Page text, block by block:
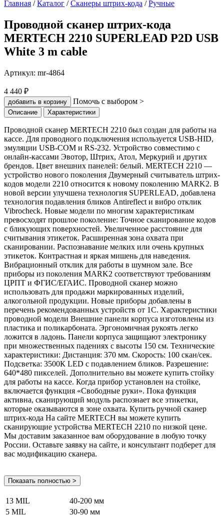
Главная /Каталог /Сканеры штрих-кода /Ручные
Проводной сканер штрих-кода
MERTECH 2210 SUPERLEAD P2D USB
White 3 m cable
Артикул: mr-4864
4 440 ₽
добавить в корзину Помочь с выбором >
Описание Характеристики
Проводной сканер MERTECH 2210 был создан для работы на
кассе. Для проводного подключения используется USB-HID,
эмуляции USB-COM и RS-232. Устройство совместимо с
онлайн-кассами Эвотор, Штрих, Атол, Меркурий и других
брендов. Цвет внешних панелей: белый. MERTECH 2210 —
устройство нового поколения Двумерный считыватель штрих-
кодов модели 2210 относится к новому поколению MARK2. В
новой версии улучшена технология SUPERLEAD, добавлена
технология подавления бликов Antireflect и вибро отклик
Vibrocheck. Новые модели по многим характеристикам
превосходят прошлое поколение: Точное сканирование кодов
с бликующих поверхностей. Увеличенное расстояние для
считывания этикеток. Расширенная зона охвата при
сканировании. Распознавание мелких или очень крупных
этикеток. Контрастная и яркая мишень для наведения.
Вибрационный отклик для работы в шумном зале. Все
приборы из поколения MARK2 соответствуют требованиям
ЦРПТ и ФГИС/ЕГАИС. Проводной сканер можно
использовать для продажи маркированных изделий,
алкогольной продукции. Новые приборы добавлены в
перечень рекомендованных устройств от 1С. Характеристики
проводной модели Внешние панели корпуса изготовлены из
пластика и поликарбоната. Эргономичная рукоять легко
ложится в ладонь. Панели корпуса защищают электронику
при множественных падениях с высоты 150 см. Технические
характеристики: Дистанция: 370 мм. Скорость: 100 скан/сек.
Подсветка: 3500К LED с подавлением бликов. Разрешение:
640*480 пикселей. Дополнительно вы можете купить стойку
для работы на кассе. Когда прибор установлен на стойке,
включается функция «Свободные руки». Пока функция
активна, сканирующий модуль распознает все этикетки,
которые оказываются в зоне охвата. Купить ручной сканер
штрих-кода На сайте MERTECH вы можете купить
сканирующие устройства MERTECH 2210 по низкой цене.
Мы доставим заказанное вам оборудование в любую точку
России. Оставьте заявку на сайте, и консультант подберет для
вас модификацию сканера.
Показать полностью >
13 MIL
40-200 мм
5 MIL
30-90 мм